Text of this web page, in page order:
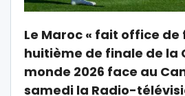
Le Maroc « fait office de
huitième de finale de la
monde 2026 face au
samedi la Radio-